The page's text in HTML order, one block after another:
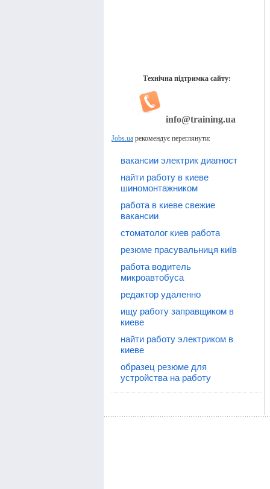
Технічна підтримка сайту:
info@training.ua
Jobs.ua рекомендує переглянути:
вакансии электрик диагност
найти работу в киеве
шиномонтажником
работа в киеве свежие
вакансии
стоматолог киев работа
резюме прасувальниця київ
работа водитель
микроавтобуса
редактор удаленно
ищу работу заправщиком в
киеве
найти работу электриком в
киеве
образец резюме для
устройства на работу